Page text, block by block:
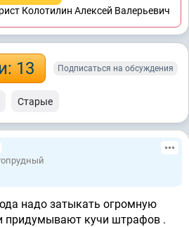
Колотилин Алексей Валерьевич
13 Подписаться на обсуждения
Старые
надо затыкать огромную
придумывают кучи штрафов .